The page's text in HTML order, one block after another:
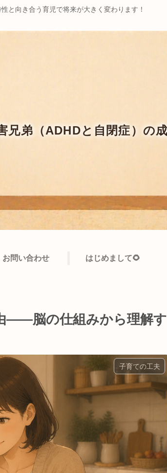
性と向き合う育児で将来が大きく変わります！
お問い合わせ はじめまして🌻
——脳の仕組みから理解す
子育ての工夫